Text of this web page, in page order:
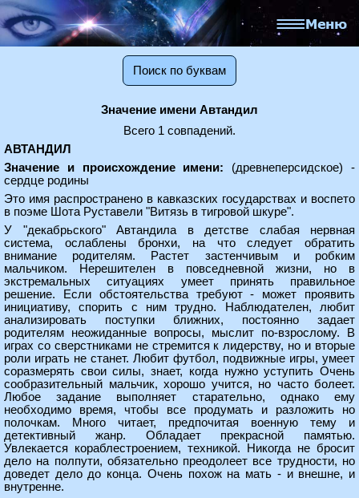
Поиск по буквам
Значение имени Автандил
Всего 1 совпадений.
АВТАНДИЛ
Значение и происхождение имени: (древнеперсидское) -
сердце родины
Это имя распространено в кавказских государствах и воспето
в поэме Шота Руставели "Витязь в тигровой шкуре".
У "декабрьского" Автандила в детстве слабая нервная
система, ослаблены бронхи, на что следует обратить
внимание родителям. Растет застенчивым и робким
мальчиком. Нерешителен в повседневной жизни, но в
экстремальных ситуациях умеет принять правильное
решение. Если обстоятельства требуют - может проявить
инициативу, спорить с ним трудно. Наблюдателен, любит
анализировать поступки ближних, постоянно задает
родителям неожиданные вопросы, мыслит по-взрослому. В
играх со сверстниками не стремится к лидерству, но и вторые
роли играть не станет. Любит футбол, подвижные игры, умеет
соразмерять свои силы, знает, когда нужно уступить Очень
сообразительный мальчик, хорошо учится, но часто болеет.
Любое задание выполняет старательно, однако ему
необходимо время, чтобы все продумать и разложить но
полочкам. Много читает, предпочитая военную тему и
детективный жанр. Обладает прекрасной памятью.
Увлекается кораблестроением, техникой. Никогда не бросит
дело на полпути, обязательно преодолеет все трудности, но
доведет дело до конца. Очень похож на мать - и внешне, и
внутренне.